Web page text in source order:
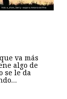
va más
algo de
se le da